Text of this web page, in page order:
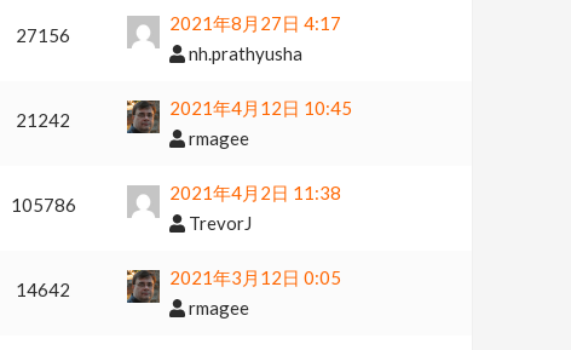
27156
2021年8月27日 4:17
nh.prathyusha
21242
2021年4月12日 10:45
rmagee
105786
2021年4月2日 11:38
TrevorJ
14642
2021年3月12日 0:05
rmagee